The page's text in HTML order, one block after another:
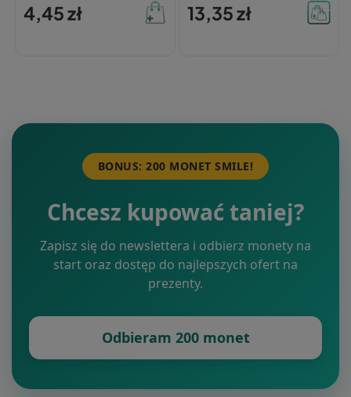
4,45 zł 13,35 zł
BONUS: 200 MONET SMILE!
Chcesz kupować taniej?
Zapisz się do newslettera i odbierz monety na
start oraz dostęp do najlepszych ofert na
prezenty.
Odbieram 200 monet